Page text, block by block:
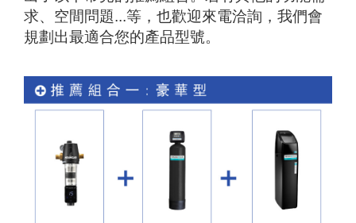
薦求、空間問題...等，也歡迎來電洽詢，我們會
規劃出最適合您的產品型號。